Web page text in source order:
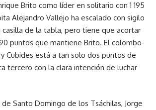
Brito como líder en solitario con 1 195
Alejandro Vallejo ha escalado con sigilo
casilla de la tabla, pero tiene que acortar
puntos que mantiene Brito. El colombo-
Cubides está a tan solo dos puntos de
tercero con la clara intención de luchar
Santo Domingo de los Tsáchilas, Jorge